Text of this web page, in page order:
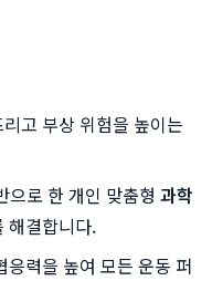
고 부상 위험을 높이는
로 한 개인 맞춤형 과학
해결합니다.
응력을 높여 모든 운동 퍼